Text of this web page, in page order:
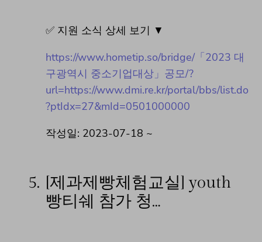
✅ 지원 소식 상세 보기 ▼
https://www.hometip.so/bridge/「2023 대
구광역시 중소기업대상」공모/?
url=https://www.dmi.re.kr/portal/bbs/list.do
?ptIdx=27&mId=0501000000
작성일: 2023-07-18 ~
5. [제과제빵체험교실] youth
빵티쉐 참가 청…